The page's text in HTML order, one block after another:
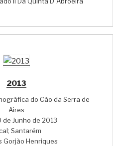
2013
do Cão da Serra de
Aires
de Junho de 2013
Santarém
Gorjão Henriques